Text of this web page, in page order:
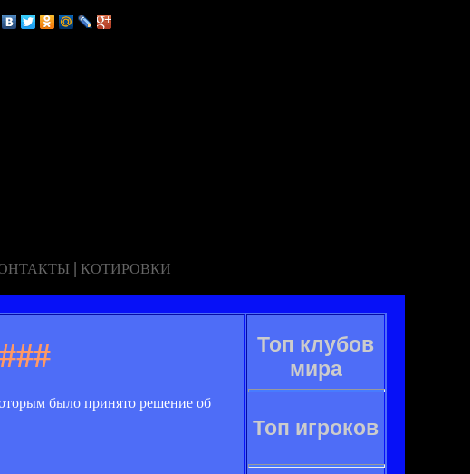
| КОТИРОВКИ
было принято решение об
Топ клубов
мира
Топ игроков